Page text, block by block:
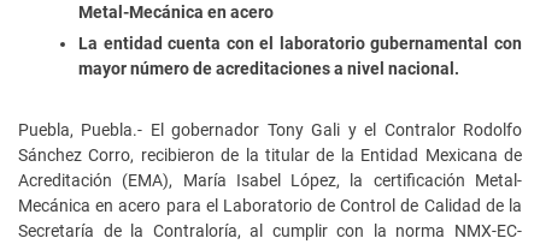
Metal-Mecánica en acero
La entidad cuenta con el laboratorio gubernamental con
mayor número de acreditaciones a nivel nacional.
Puebla, Puebla.- El gobernador Tony Gali y el Contralor Rodolfo
Sánchez Corro, recibieron de la titular de la Entidad Mexicana de
Acreditación (EMA), María Isabel López, la certificación Metal-
Mecánica en acero para el Laboratorio de Control de Calidad de la
Secretaría de la Contraloría, al cumplir con la norma NMX-EC-